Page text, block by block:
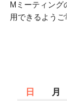
Mミーティング
用できるようご
日
月